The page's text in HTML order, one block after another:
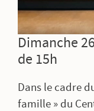
Dimanche
de 15h
Dans le cadre
famille » du